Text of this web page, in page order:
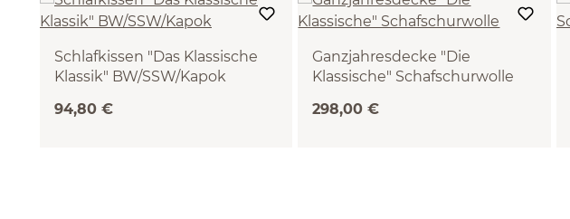
Schlafkissen "Das Klassische
Klassik" BW/SSW/Kapok
94,80 €
Ganzjahresdecke "Die
Klassische" Schafschurwolle
298,00 €